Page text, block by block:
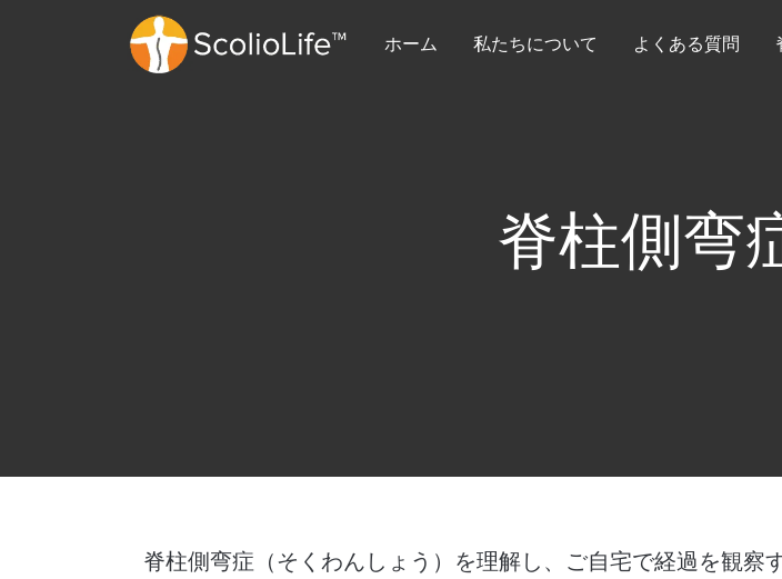
ホーム 私たちについて よくある質問
脊柱側弯
脊柱側弯症（そくわんしょう）を理解し、ご自宅で経過を観察